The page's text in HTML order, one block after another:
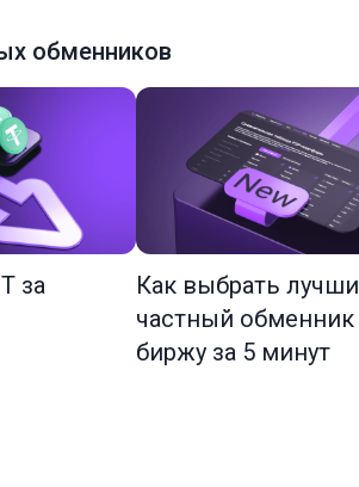
обменников
за
Как выбрать
частный обменник
биржу за 5 минут